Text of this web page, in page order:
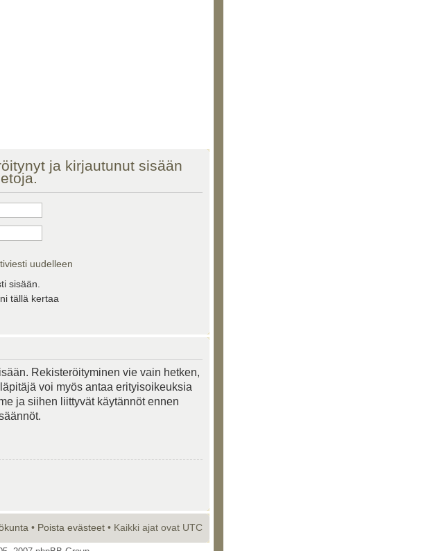
ja kirjautunut sisään
uudelleen
sisään.
tällä kertaa
Rekisteröityminen vie vain hetken,
voi myös antaa erityisoikeuksia
ja siihen liittyvät käytännöt ennen
• Poista evästeet • Kaikki ajat ovat UTC